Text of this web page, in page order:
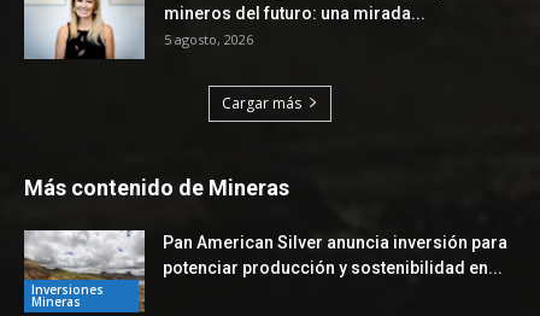
mineros del futuro: una mirada...
5 agosto, 2026
Cargar más
Más contenido de Mineras
Inversiones
Mineras
Pan American Silver anuncia inversión para
potenciar producción y sostenibilidad en...